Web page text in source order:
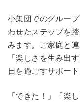
小集団でのグルー
わせたステップを
みます。ご家庭と
「楽しさを生み出
日を過ごすサポート
「できた！」「楽